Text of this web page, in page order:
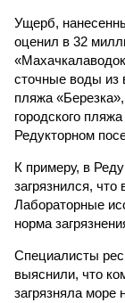
Ущерб,
оценил в 32
сточные воды из
пляжа
городского
Редукторном
К примеру, в
загрязнился,
Лабораторные
норма
Специалисты
выяснили, что
загрязняла море